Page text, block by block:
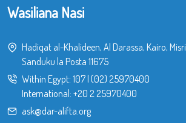
Wasiliana Nasi
Hadiqat al-Khalideen, Al Darassa, Kairo, Misri.
Sanduku la Posta 11675
Within Egypt: 107| (02) 25970400
International: +20 2 25970400
ask@dar-alifta.org